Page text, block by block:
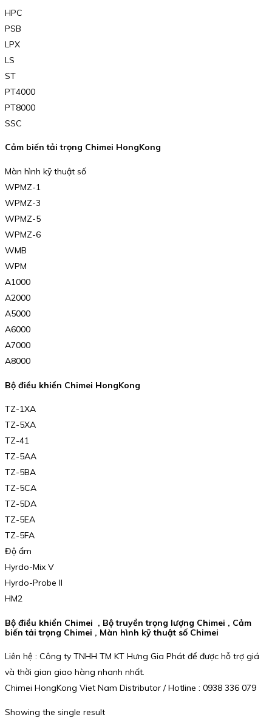
HPC
PSB
LPX
LS
ST
PT4000
PT8000
SSC
Cảm biến tải trọng Chimei HongKong
Màn hình kỹ thuật số
WPMZ-1
WPMZ-3
WPMZ-5
WPMZ-6
WMB
WPM
A1000
A2000
A5000
A6000
A7000
A8000
Bộ điều khiển Chimei HongKong
TZ-1XA
TZ-5XA
TZ-41
TZ-5AA
TZ-5BA
TZ-5CA
TZ-5DA
TZ-5EA
TZ-5FA
Độ ẩm
Hyrdo-Mix V
Hyrdo-Probe II
HM2
Bộ điều khiển Chimei , Bộ truyền trọng lượng Chimei , Cảm
biến tải trọng Chimei , Màn hình kỹ thuật số Chimei
Liên hệ : Công ty TNHH TM KT Hưng Gia Phát để được hỗ trợ giá
và thời gian giao hàng nhanh nhất.
Chimei HongKong Viet Nam Distributor / Hotline : 0938 336 079
Showing the single result